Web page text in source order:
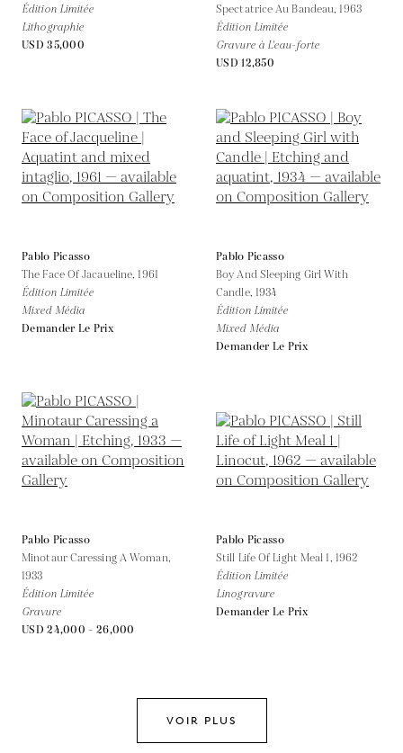
Édition Limitée
Lithographie
USD 35,000
Spectatrice Au Bandeau,1963
Édition Limitée
Gravure à L'eau-forte
USD 12,850
Pablo Picasso
The Face Of Jacaueline,1961
Édition Limitée
Mixed Média
Demander Le Prix
Pablo Picasso
Boy And Sleeping Girl With
Candle, 1934
Édition Limitée
Mixed Média
Demander Le Prix
Pablo Picasso
Minotaur Caressing A Woman,
1933
Édition Limitée
Gravure
USD 24,000 - 26,000
Pablo Picasso
Still Life Of Light Meal 1, 1962
Édition Limitée
Linogravure
Demander Le Prix
VOIR PLUS